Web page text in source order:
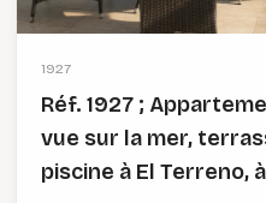
1927
Réf. 1927 ;
vue sur la mer,
piscine à El Terreno,